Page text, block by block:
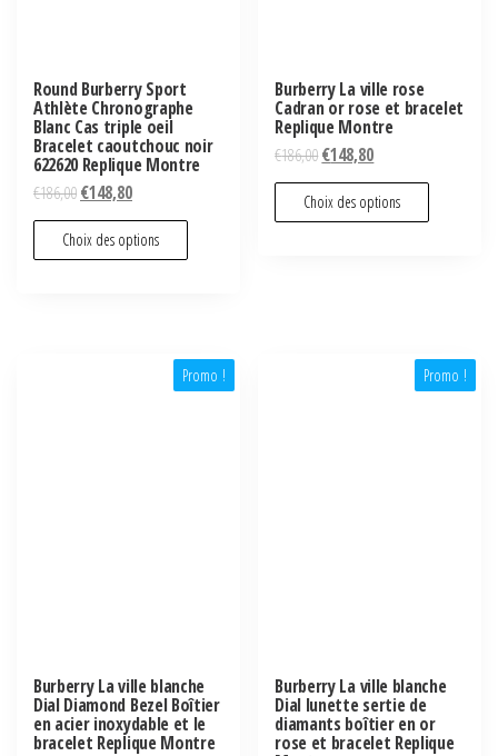
Round Burberry Sport
Athlète Chronographe
Blanc Cas triple oeil
Bracelet caoutchouc noir
622620 Replique Montre
€186,00€148,80
Choix des options
Burberry La ville rose
Cadran or rose et bracelet
Replique Montre
€186,00€148,80
Choix des options
Promo !
Burberry La ville blanche
Dial Diamond Bezel Boîtier
en acier inoxydable et le
bracelet Replique Montre
Promo !
Burberry La ville blanche
Dial lunette sertie de
diamants boîtier en or
rose et bracelet Replique